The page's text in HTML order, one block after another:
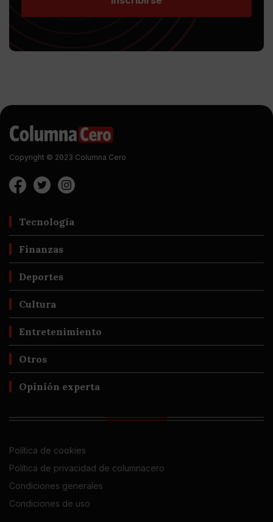
Copyright © 2023 Columna Cero
Tecnología
Finanzas
Deportes
Cultura
Entretenimiento
Otros
Opinión experta
Política de cookies
Política de privacidad de columnacero
Condiciones generales
Condiciones de uso